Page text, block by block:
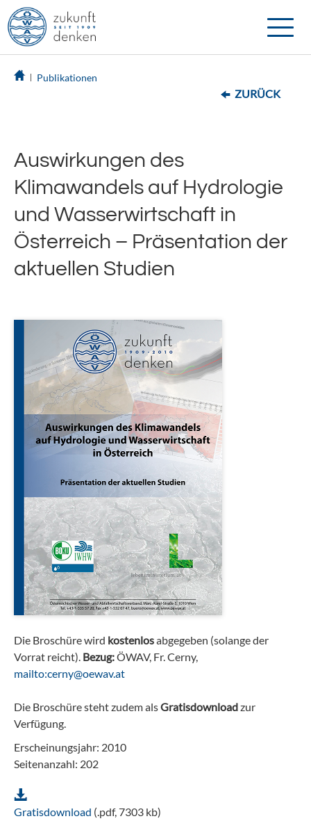
Toggle
Publikationen
ZURÜCK
Auswirkungen des
Klimawandels auf Hydrologie
und Wasserwirtschaft in
Österreich – Präsentation der
aktuellen Studien
Die Broschüre wird kostenlosabgegeben (solange der
Vorrat reicht). Bezug:ÖWAV, Fr. Cerny,
mailto:cerny@oewav.at
Die Broschüre steht zudem alsGratisdownloadzur
Verfügung.
Erscheinungsjahr: 2010
Seitenanzahl: 202
Gratisdownload (.pdf, 7303 kb)